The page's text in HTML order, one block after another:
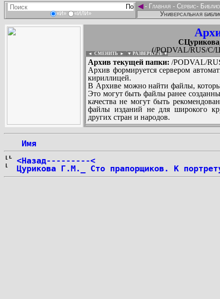
«И» «ИЛИ»
◄- Главная - Сервис-
Универсальная
(/PODVAL/RUS/C/
◄ СМЕНИТЬ ► ▼ РАЗВЕРНУТЬ ▼
Архив текущей папки: /PODVAL/
Архив формируется сервером
кириллицей.
В Архиве можно найти файлы,
Это могут быть файлы ранее
качества не могут быть
файлы изданий не для широкого
других стран и народов.
Имя
<Назад---------<
Цурикова Г.М._ Сто прапорщиков. К